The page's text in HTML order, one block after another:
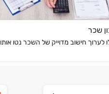
שכר
לערוך חישוב מדוייק של השכר נטו אותו